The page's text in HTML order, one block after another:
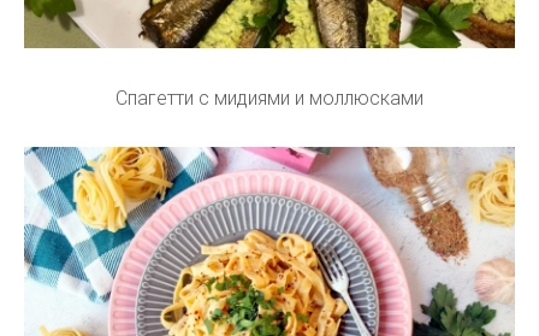
Спагетти с мидиями и моллюсками